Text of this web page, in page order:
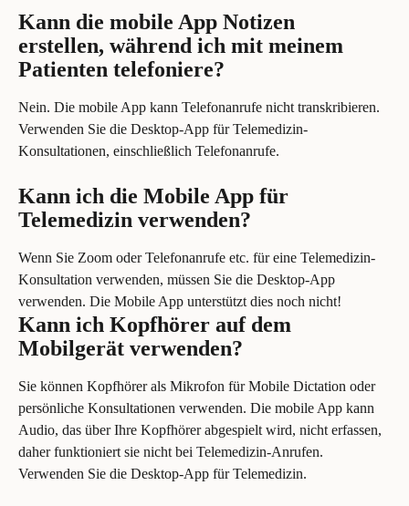
Kann die mobile App Notizen
erstellen, während ich mit meinem
Patienten telefoniere?
Nein. Die mobile App kann Telefonanrufe nicht transkribieren.
Verwenden Sie die Desktop-App für Telemedizin-
Konsultationen, einschließlich Telefonanrufe.
Kann ich die Mobile App für
Telemedizin verwenden?
Wenn Sie Zoom oder Telefonanrufe etc. für eine Telemedizin-
Konsultation verwenden, müssen Sie die Desktop-App
verwenden. Die Mobile App unterstützt dies noch nicht!
Kann ich Kopfhörer auf dem
Mobilgerät verwenden?
Sie können Kopfhörer als Mikrofon für Mobile Dictation oder
persönliche Konsultationen verwenden. Die mobile App kann
Audio, das über Ihre Kopfhörer abgespielt wird, nicht erfassen,
daher funktioniert sie nicht bei Telemedizin-Anrufen.
Verwenden Sie die Desktop-App für Telemedizin.